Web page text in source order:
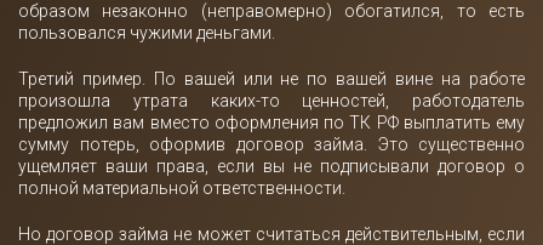
образом незаконно (неправомерно) обогатился, то есть
пользовался чужими деньгами.
Третий пример. По вашей или не по вашей вине на работе
произошла утрата каких-то ценностей, работодатель
предложил вам вместо оформления по ТК РФ выплатить ему
сумму потерь, оформив договор займа. Это существенно
ущемляет ваши права, если вы не подписывали договор о
полной материальной ответственности.
Но договор займа не может считаться действительным, если